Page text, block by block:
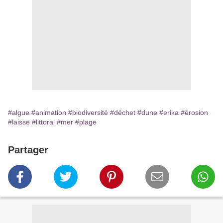
#algue #animation #biodiversité #déchet #dune #erika #érosion
#laisse #littoral #mer #plage
Partager